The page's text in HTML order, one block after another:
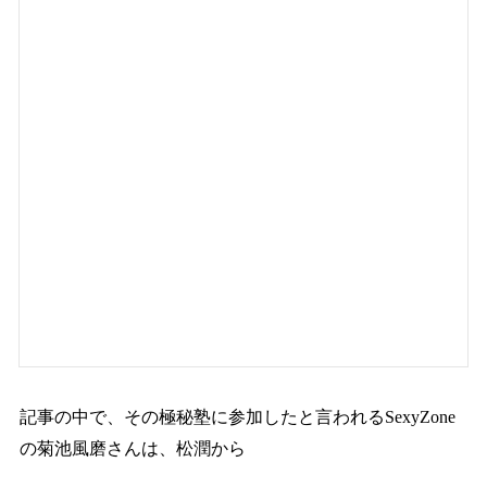
記事の中で、その極秘塾に参加したと言われるSexyZone
の菊池風磨さんは、松潤から